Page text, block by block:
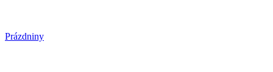
Prázdniny